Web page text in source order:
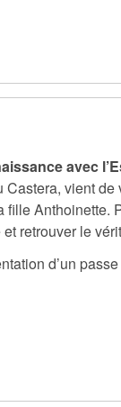
avec
vient
fille
retrouver le
d’un